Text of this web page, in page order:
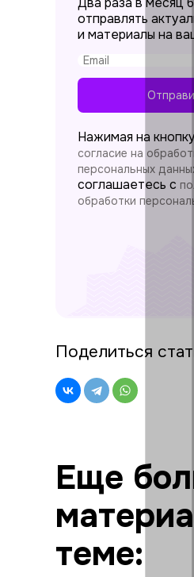
отправлять
и материалы на
Нажимая на
согласие на
персональных
соглашаетесь c
обработки
Поделиться
Еще
теме: